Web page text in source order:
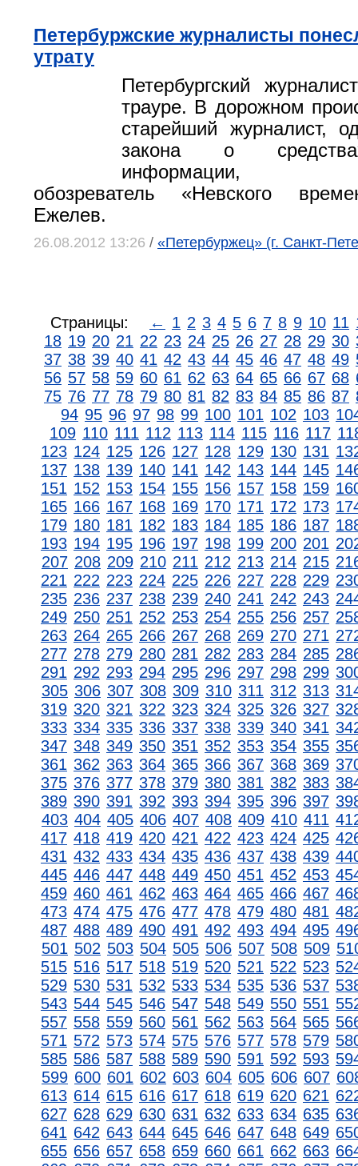
Петербуржские журналисты
утрату
Петербургский
трауре. В дорожном
старейший журналист,
закона о
информации,
обозреватель «Невского
Ежелев.
26.08.2012 13:26 / «Петербуржец» (г. Санкт-
Страницы: ← 1 2 3 4 5 6 7 8 9 10 11
18 19 20 21 22 23 24 25 26 27 28 29 30
37 38 39 40 41 42 43 44 45 46 47 48 49
56 57 58 59 60 61 62 63 64 65 66 67 68
75 76 77 78 79 80 81 82 83 84 85 86 87
94 95 96 97 98 99 100 101 102 103
109 110 111 112 113 114 115 116 117
123 124 125 126 127 128 129 130 131
137 138 139 140 141 142 143 144 145
151 152 153 154 155 156 157 158 159
165 166 167 168 169 170 171 172 173
179 180 181 182 183 184 185 186 187
193 194 195 196 197 198 199 200 201
207 208 209 210 211 212 213 214 215
221 222 223 224 225 226 227 228 229
235 236 237 238 239 240 241 242 243
249 250 251 252 253 254 255 256 257
263 264 265 266 267 268 269 270 271
277 278 279 280 281 282 283 284 285
291 292 293 294 295 296 297 298 299
305 306 307 308 309 310 311 312 313
319 320 321 322 323 324 325 326 327
333 334 335 336 337 338 339 340 341
347 348 349 350 351 352 353 354 355
361 362 363 364 365 366 367 368 369
375 376 377 378 379 380 381 382 383
389 390 391 392 393 394 395 396 397
403 404 405 406 407 408 409 410 411
417 418 419 420 421 422 423 424 425
431 432 433 434 435 436 437 438 439
445 446 447 448 449 450 451 452 453
459 460 461 462 463 464 465 466 467
473 474 475 476 477 478 479 480 481
487 488 489 490 491 492 493 494 495
501 502 503 504 505 506 507 508 509
515 516 517 518 519 520 521 522 523
529 530 531 532 533 534 535 536 537
543 544 545 546 547 548 549 550 551
557 558 559 560 561 562 563 564 565
571 572 573 574 575 576 577 578 579
585 586 587 588 589 590 591 592 593
599 600 601 602 603 604 605 606 607
613 614 615 616 617 618 619 620 621
627 628 629 630 631 632 633 634 635
641 642 643 644 645 646 647 648 649
655 656 657 658 659 660 661 662 663